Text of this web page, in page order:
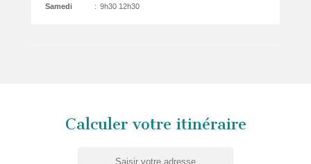
Samedi
: 9h30 12h30
Calculer votre itinéraire